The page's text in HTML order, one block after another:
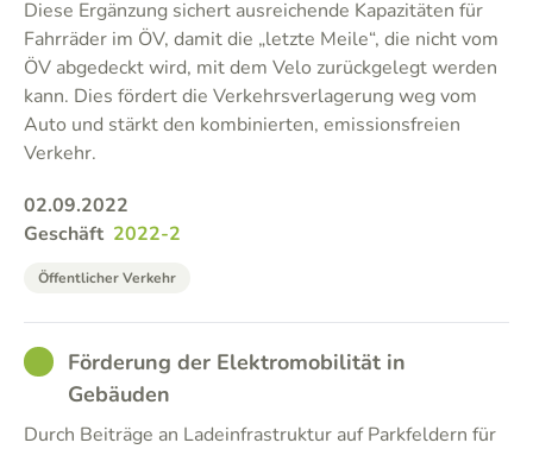
Diese Ergänzung sichert ausreichende Kapazitäten für
Fahrräder im ÖV, damit die „letzte Meile“, die nicht vom
ÖV abgedeckt wird, mit dem Velo zurückgelegt werden
kann. Dies fördert die Verkehrsverlagerung weg vom
Auto und stärkt den kombinierten, emissionsfreien
Verkehr.
02.09.2022
Geschäft 2022-2
Öffentlicher Verkehr
GOODFörderung der Elektromobilität in
Gebäuden
Durch Beiträge an Ladeinfrastruktur auf Parkfeldern für